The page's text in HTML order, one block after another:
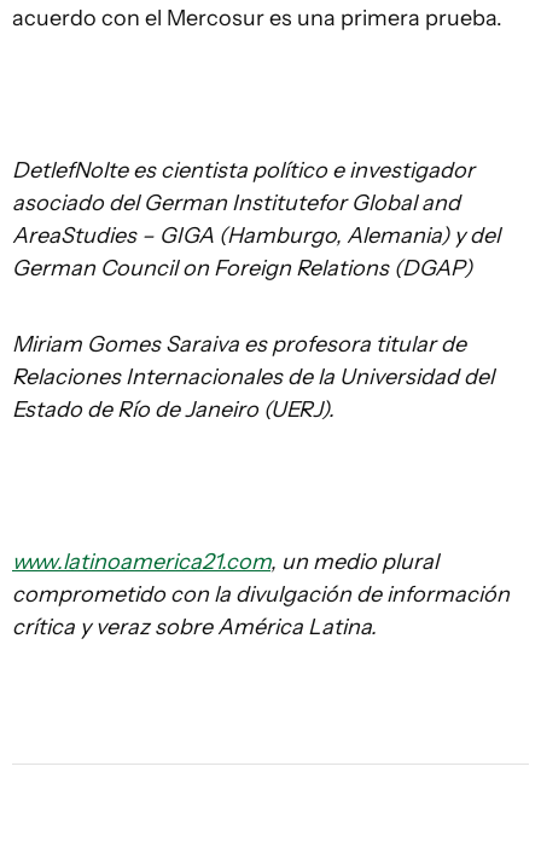
acuerdo con el Mercosur es una primera prueba.
DetlefNolte es cientista político e investigador
asociado del German Institutefor Global and
AreaStudies – GIGA (Hamburgo, Alemania) y del
German Council on Foreign Relations (DGAP)
Miriam Gomes Saraiva es profesora titular de
Relaciones Internacionales de la Universidad del
Estado de Río de Janeiro (UERJ).
www.latinoamerica21.com, un medio plural
comprometido con la divulgación de información
crítica y veraz sobre América Latina.